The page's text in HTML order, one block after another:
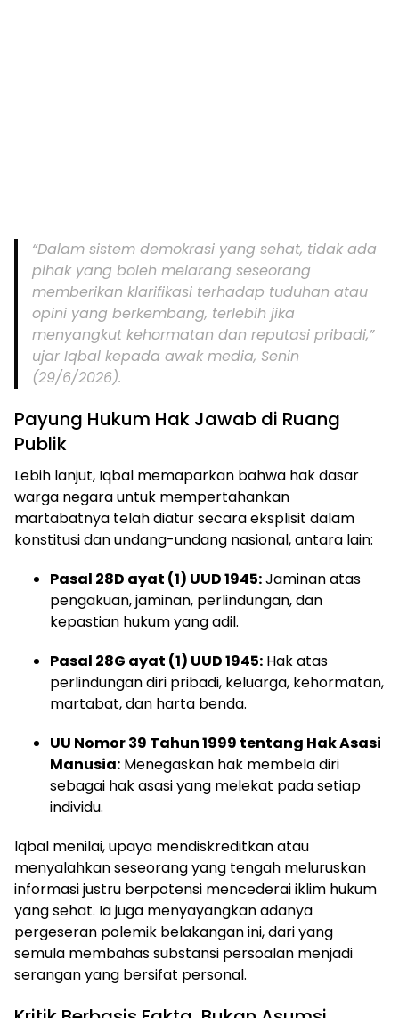
“Dalam sistem demokrasi yang sehat, tidak ada
pihak yang boleh melarang seseorang
memberikan klarifikasi terhadap tuduhan atau
opini yang berkembang, terlebih jika
menyangkut kehormatan dan reputasi pribadi,”
ujar Iqbal kepada awak media, Senin
(29/6/2026).
Payung Hukum Hak Jawab di Ruang
Publik
Lebih lanjut, Iqbal memaparkan bahwa hak dasar
warga negara untuk mempertahankan
martabatnya telah diatur secara eksplisit dalam
konstitusi dan undang-undang nasional, antara lain:
Pasal 28D ayat (1) UUD 1945:Jaminan atas
pengakuan, jaminan, perlindungan, dan
kepastian hukum yang adil.
Pasal 28G ayat (1) UUD 1945: Hak atas
perlindungan diri pribadi, keluarga, kehormatan,
martabat, dan harta benda.
UU Nomor 39 Tahun 1999 tentang Hak Asasi
Manusia: Menegaskan hak membela diri
sebagai hak asasi yang melekat pada setiap
individu.
Iqbal menilai, upaya mendiskreditkan atau
menyalahkan seseorang yang tengah meluruskan
informasi justru berpotensi mencederai iklim hukum
yang sehat. Ia juga menyayangkan adanya
pergeseran polemik belakangan ini, dari yang
semula membahas substansi persoalan menjadi
serangan yang bersifat personal.